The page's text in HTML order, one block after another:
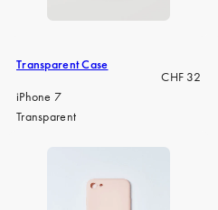
Transparent Case
Regulärer
CHF 32
iPhone 7
Transparent